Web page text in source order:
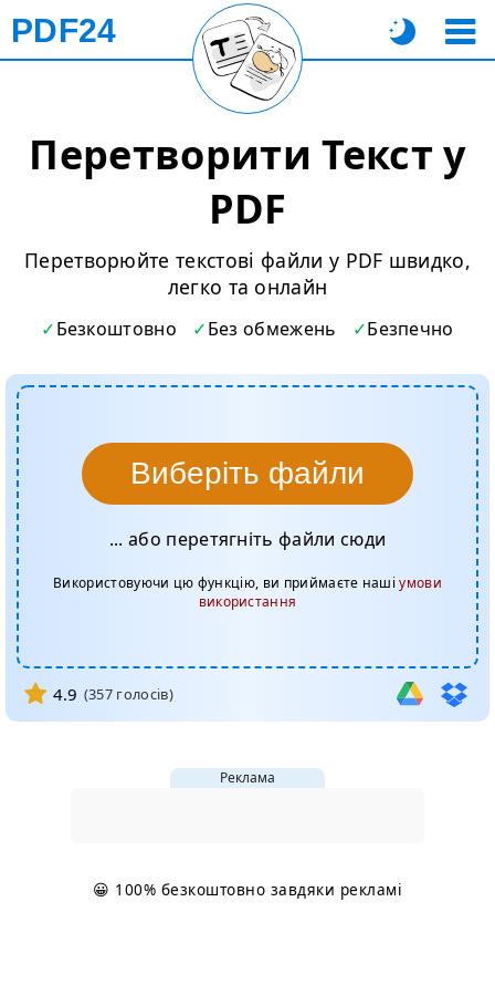
PDF24
Перетворити Текст у
PDF
Перетворюйте текстові файли у PDF швидко,
легко та онлайн
Безкоштовно Без обмежень Безпечно
Виберіть файли
... або перетягніть файли сюди
Використовуючи цю функцію, ви приймаєте нашіумови
використання
4.9 (357 голосів)
Реклама
😀 100% безкоштовно завдяки рекламі